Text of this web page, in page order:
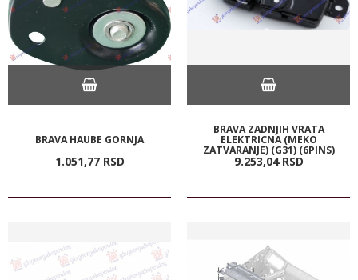
BRAVA HAUBE GORNJA
1.051,77 RSD
BRAVA ZADNJIH VRATA
ELEKTRICNA (MEKO
ZATVARANJE) (G31) (6PINS)
9.253,04 RSD